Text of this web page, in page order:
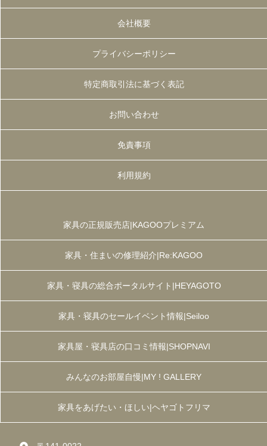
会社概要
プライバシーポリシー
特定商取引法に基づく表記
お問い合わせ
免責事項
利用規約
家具の正規販売店|KAGOOプレミアム
家具・住まいの修理紹介|Re:KAGOO
家具・寝具の総合ポータルサイト|HEYAGOTO
家具・寝具のセールイベント情報|Seiloo
家具屋・寝具店の口コミ情報|SHOPNAVI
みんなのお部屋自慢|MY ! GALLERY
家具をあげたい・ほしい|ヘヤゴトフリマ